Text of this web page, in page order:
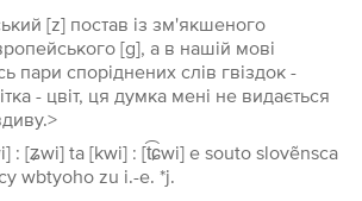
[z] постав із зм'якшеного
[g], а в нашій мові
пари споріднених слів гвіздок -
- цвіт, ця думка мені не видається
: [ʑwi] ta [kwi] : [t͡ɕwi] e souto slovẽnsca
wbtyoho zu i.-e. *j.